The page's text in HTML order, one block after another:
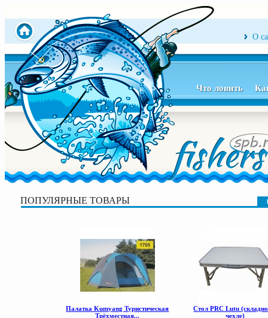
О
Что ловить
ПОПУЛЯРНЫЕ ТОВАРЫ